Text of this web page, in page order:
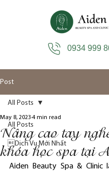
0934 999
Post
All Posts
Dịch Vụ Mới Nhất
All Posts
Nâng cao tay
khóa học spa tại
May 8, 2023 4 min read
Aiden Beauty Spa &